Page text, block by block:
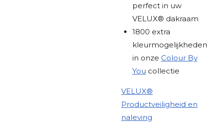
perfect in uw
VELUX® dakraam
1800 extra
kleurmogelijkheden
in onze Colour By
You collectie
VELUX®
Productveiligheid en
naleving